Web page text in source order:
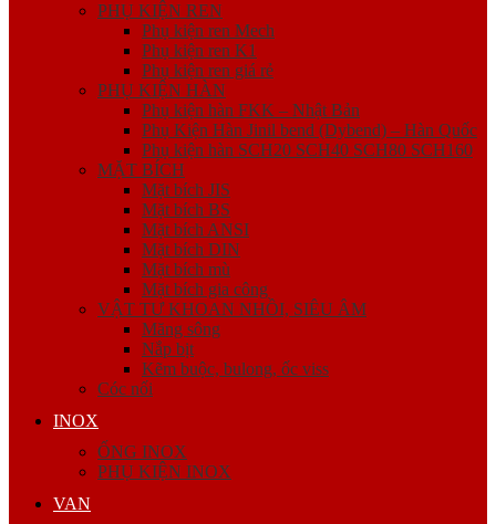
PHỤ KIỆN REN
Phụ kiện ren Mech
Phụ kiện ren K1
Phụ kiện ren giá rẻ
PHỤ KIỆN HÀN
Phụ kiện hàn FKK – Nhật Bản
Phụ Kiện Hàn Jinil bend (Dybend) – Hàn Quốc
Phụ kiện hàn SCH20 SCH40 SCH80 SCH160
MẶT BÍCH
Mặt bích JIS
Mặt bích BS
Mặt bích ANSI
Mặt bích DIN
Mặt bích mù
Mặt bích gia công
VẬT TƯ KHOAN NHỒI, SIÊU ÂM
Măng sông
Nắp bịt
Kẽm buộc, bulong, ốc viss
Cóc nối
INOX
ỐNG INOX
PHỤ KIỆN INOX
VAN